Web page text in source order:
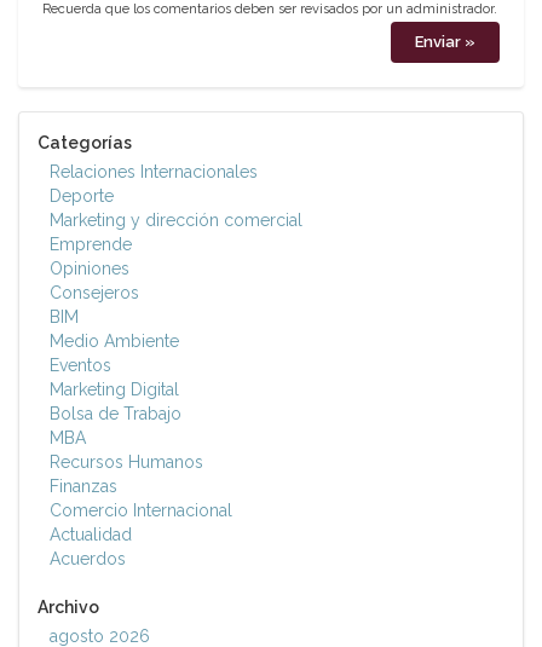
Recuerda que los comentarios deben ser revisados por un administrador.
Categorías
Relaciones Internacionales
Deporte
Marketing y dirección comercial
Emprende
Opiniones
Consejeros
BIM
Medio Ambiente
Eventos
Marketing Digital
Bolsa de Trabajo
MBA
Recursos Humanos
Finanzas
Comercio Internacional
Actualidad
Acuerdos
Archivo
agosto 2026